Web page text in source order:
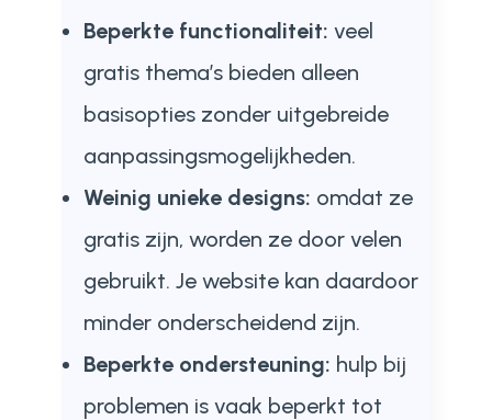
Beperkte functionaliteit: veel
gratis thema’s bieden alleen
basisopties zonder uitgebreide
aanpassingsmogelijkheden.
Weinig unieke designs: omdat ze
gratis zijn, worden ze door velen
gebruikt. Je website kan daardoor
minder onderscheidend zijn.
Beperkte ondersteuning: hulp bij
problemen is vaak beperkt tot